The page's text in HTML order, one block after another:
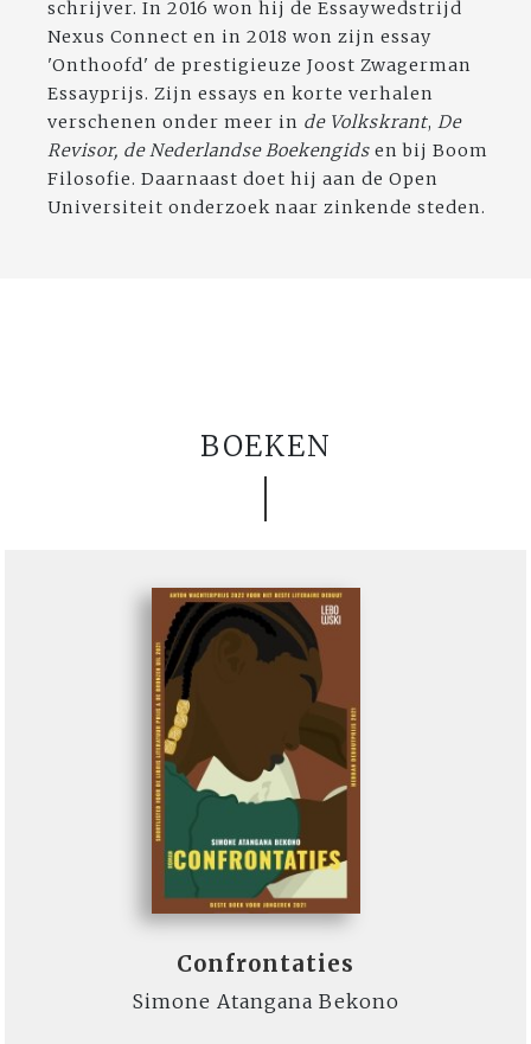
schrijver. In 2016 won hij de Essaywedstrijd
Nexus Connect en in 2018 won zijn essay
'Onthoofd' de prestigieuze Joost Zwagerman
Essayprijs. Zijn essays en korte verhalen
verschenen onder meer in de Volkskrant, De
Revisor, de Nederlandse Boekengids en bij Boom
Filosofie. Daarnaast doet hij aan de Open
Universiteit onderzoek naar zinkende steden.
BOEKEN
Confrontaties
Simone Atangana Bekono